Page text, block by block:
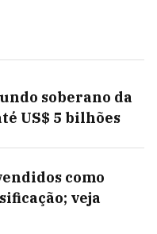
soberano da
US$ 5 bilhões
como
veja